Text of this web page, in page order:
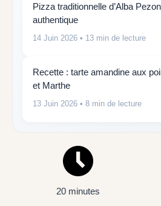
Pizza traditionnelle d’Alba
authentique
14 Juin 2026 • 13 min de lecture
Recette : tarte amandine aux
et Marthe
13 Juin 2026 • 8 min de lecture
20 minutes